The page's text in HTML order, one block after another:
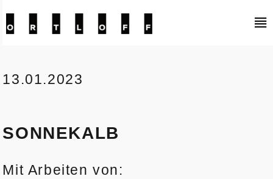
Kunstraum Ortloff
13.01.2023
SONNEKALB
Mit Arbeiten von: